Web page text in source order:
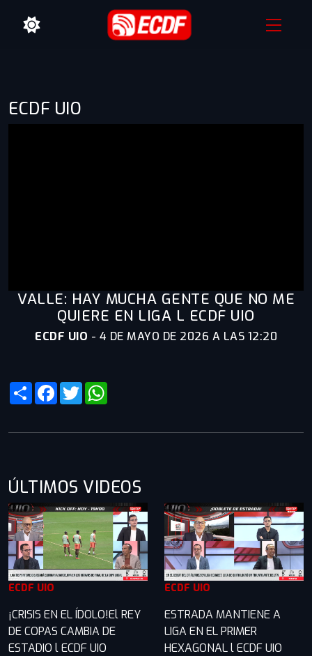
ECDF UIO
VALLE: HAY MUCHA GENTE QUE NO ME
QUIERE EN LIGA L ECDF UIO
ECDF UIO - 4 DE MAYO DE 2026 A LAS 12:20
ShareFacebook
Twitter
ÚLTIMOS VIDEOS
ECDF UIO
¡CRISIS EN EL ÍDOLO!El REY
DE COPAS CAMBIA DE
ESTADIO l ECDF UIO
ECDF UIO
ESTRADA MANTIENE A
LIGA EN EL PRIMER
HEXAGONAL l ECDF UIO